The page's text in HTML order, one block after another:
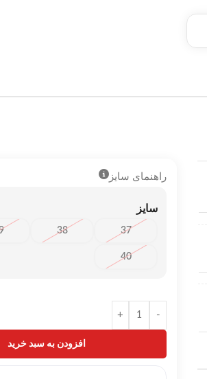
راهنمای سایز
سایز
37
38
40
-
+
افزودن به سبد خرید